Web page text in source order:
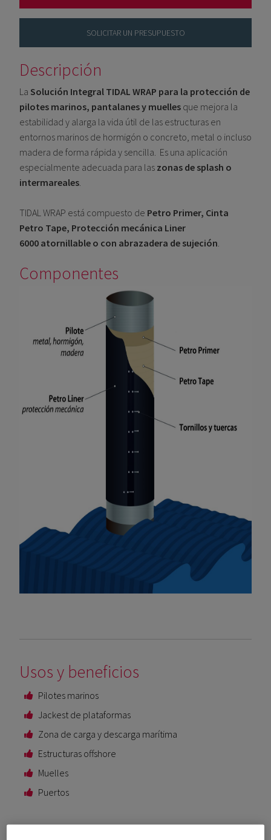
SOLICITAR UN PRESUPUESTO
Descripción
La Solución Integral TIDAL WRAP para la protección de
pilotes marinos, pantalanes y muelles que mejora la
estabilidad y alarga la vida útil de las estructuras en
entornos marinos de hormigón o concreto, metal o incluso
madera de forma rápida y sencilla. Es una aplicación
especialmente adecuada para las zonas de splash o
intermareales
TIDAL WRAP está compuesto de Petro Primer, Cinta
Petro Tape, Protección mecánica Liner
6000 atornillable o con abrazadera de sujeción
Componentes
Usos y beneficios
Pilotes marinos
Jackest de plataformas
Zona de carga y descarga marítima
Estructuras offshore
Muelles
Puertos